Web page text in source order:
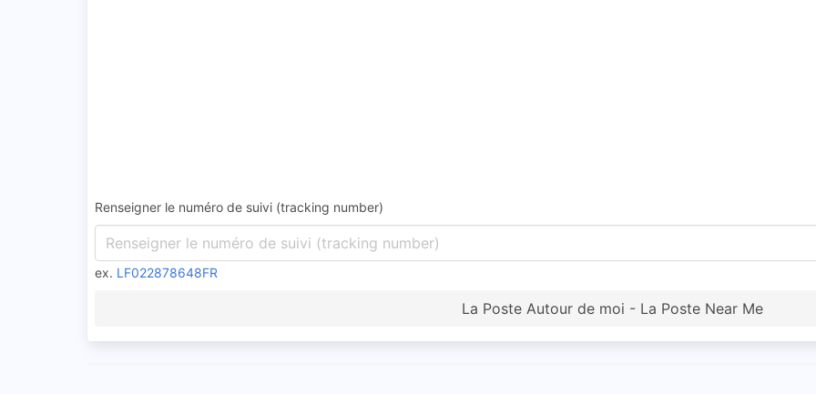
Renseigner le numéro de suivi (tracking number)
ex. LF022878648FR
La Poste Autour de moi - La Poste Near Me